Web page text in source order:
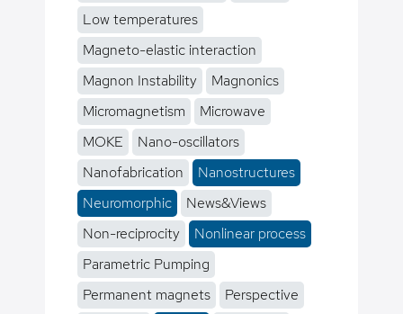
Low temperatures
Magneto-elastic interaction
Magnon Instability
Magnonics
Micromagnetism
Microwave
MOKE
Nano-oscillators
Nanofabrication
Nanostructures
Neuromorphic
News&Views
Non-reciprocity
Nonlinear process
Parametric Pumping
Permanent magnets
Perspective